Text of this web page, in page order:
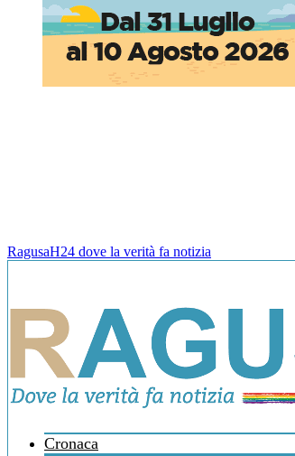
RagusaH24 dove la verità fa notizia
Cronaca